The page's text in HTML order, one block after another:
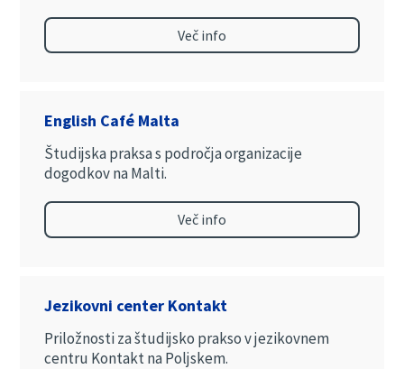
Več info
English Café Malta
Študijska praksa s področja organizacije
dogodkov na Malti.
Več info
Jezikovni center Kontakt
Priložnosti za študijsko prakso v jezikovnem
centru Kontakt na Poljskem.